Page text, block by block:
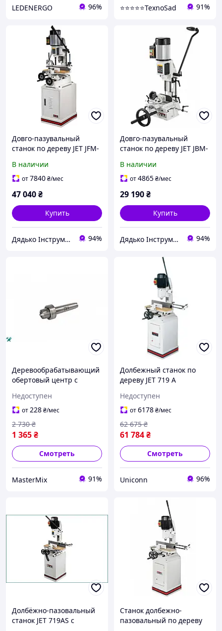
LEDENERGO 96% ⭐️⭐️⭐️⭐️⭐️TexnoSad 91%
Довго-пазувальный
станок по дереву JET JFM-
резец Ø 16/l= 16/19мм,
(2М)
В наличии
от7840₴/мес
47 040₴
Купить
Дядько Інструмент 94%
Довго-пазувальный
станок по дереву JET JBM-
резец Ø 12/16 мм,
ход-105мм
В наличии
от4865₴/мес
29 190₴
Купить
Дядько Інструмент 94%
Деревообрабатывающий
обертовый центр с
конусом МК-2 для
профессионалов
Недоступен
от228₴/мес
1 365₴
2 730 ₴
Смотреть
MasterMix 91%
Долбежный станок по
дереву JET 719 A
Недоступен
от6178₴/мес
61 784₴
62 675 ₴
Смотреть
Uniconn 96%
Долбёжно-пазовальный
станок JET 719AS с
Станок долбежно-
пазовальный по дереву